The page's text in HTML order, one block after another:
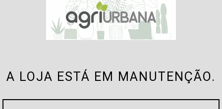
A LOJA ESTÁ EM MANUTENÇÃO.